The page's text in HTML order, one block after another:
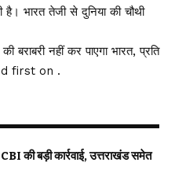
है। भारत तेजी से दुनिया की चौथी
नहीं कर पाएगा भारत, प्रति
first on .
की बड़ी कार्रवाई, उत्तराखंड समेत